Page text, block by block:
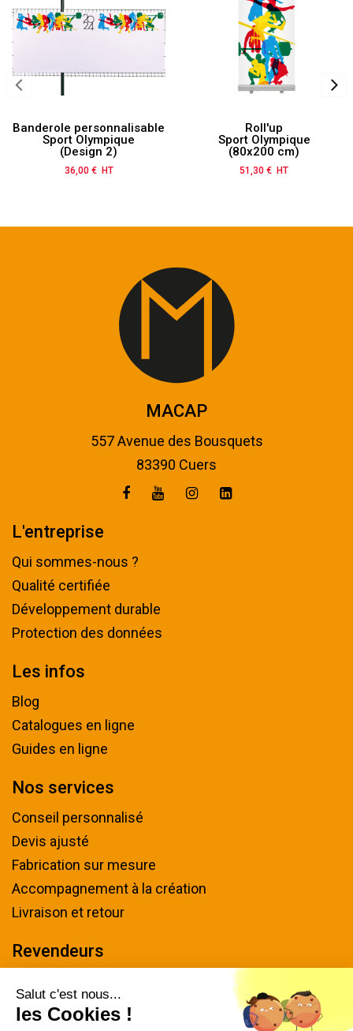
Banderole personnalisable
Sport Olympique
(Design 2)
Prix
36,00 € HT
Roll'up
Sport Olympique
(80x200 cm)
Prix
51,30 € HT
MACAP
557 Avenue des Bousquets
83390 Cuers
L'entreprise
Qui sommes-nous ?
Qualité certifiée
Développement durable
Protection des données
Les infos
Blog
Catalogues en ligne
Guides en ligne
Nos services
Conseil personnalisé
Devis ajusté
Fabrication sur mesure
Accompagnement à la création
Livraison et retour
Revendeurs
Nous contacter
Salut c'est nous...
les Cookies !